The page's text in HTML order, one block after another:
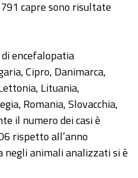
capre sono risultate
encefalopatia
Cipro, Danimarca,
Lituania,
Romania, Slovacchia,
il numero dei casi è
rispetto all’anno
negli animali analizzati si è